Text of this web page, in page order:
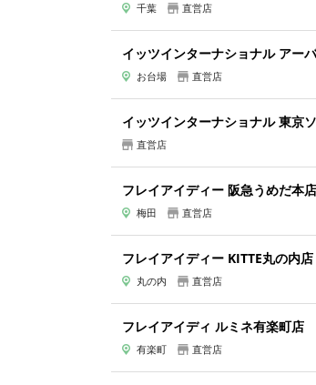
千葉 直営店
イッツインターナショナル アー
お台場 直営店
イッツインターナショナル 東京
直営店
フレイアイディー 阪急うめだ本店
梅田 直営店
フレイアイディー KITTE丸の内店
丸の内 直営店
フレイアイディ ルミネ有楽町店
有楽町 直営店